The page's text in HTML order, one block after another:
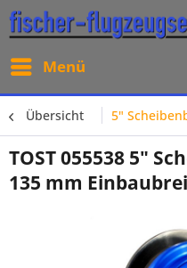
Menü
Übersicht 5"
TOST 055538 5"
135 mm